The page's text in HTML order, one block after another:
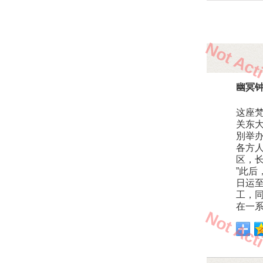
幽冥
这座
关东
別举
各方
区，
”此后
日运
工，
在一
Not
Not